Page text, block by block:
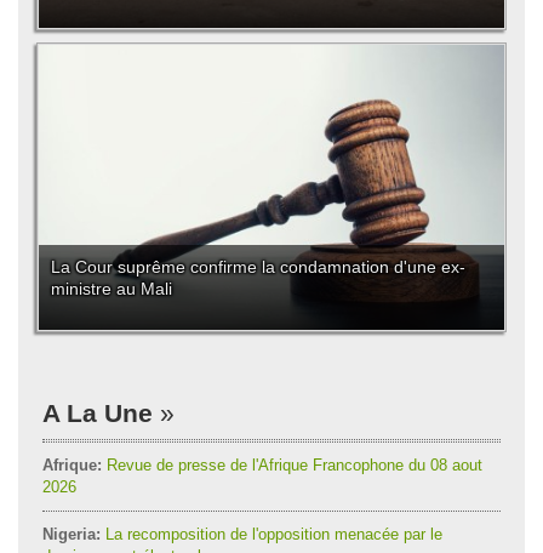
La Cour suprême confirme la condamnation d'une ex-
ministre au Mali
A La Une
Afrique: Revue de presse de l'Afrique Francophone du 08 aout
2026
Nigeria: La recomposition de l'opposition menacée par le